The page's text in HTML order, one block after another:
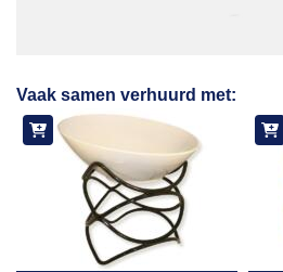
Vaak samen verhuurd met: